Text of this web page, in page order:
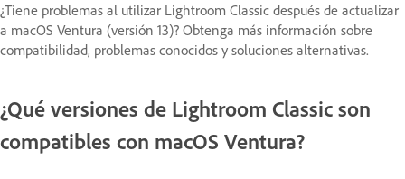
¿Tiene problemas al utilizar Lightroom Classic después de actualizar
a macOS Ventura (versión 13)? Obtenga más información sobre
compatibilidad, problemas conocidos y soluciones alternativas.
¿Qué versiones de Lightroom Classic son
compatibles con macOS Ventura?